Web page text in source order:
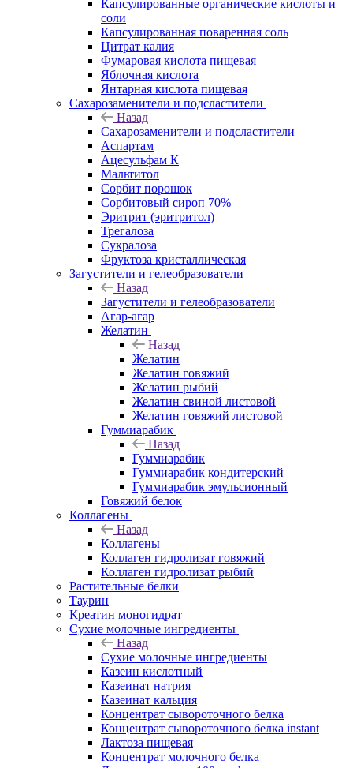
Капсулированные органические кислоты и
соли
Капсулированная поваренная соль
Цитрат калия
Фумаровая кислота пищевая
Яблочная кислота
Янтарная кислота пищевая
Сахарозаменители и подсластители
Назад
Сахарозаменители и подсластители
Аспартам
Ацесульфам К
Мальтитол
Сорбит порошок
Сорбитовый сироп 70%
Эритрит (эритритол)
Трегалоза
Сукралоза
Фруктоза кристаллическая
Загустители и гелеобразователи
Назад
Загустители и гелеобразователи
Агар-агар
Желатин
Назад
Желатин
Желатин говяжий
Желатин рыбий
Желатин свиной листовой
Желатин говяжий листовой
Гуммиарабик
Назад
Гуммиарабик
Гуммиарабик кондитерский
Гуммиарабик эмульсионный
Говяжий белок
Коллагены
Назад
Коллагены
Коллаген гидролизат говяжий
Коллаген гидролизат рыбий
Растительные белки
Таурин
Креатин моногидрат
Сухие молочные ингредиенты
Назад
Сухие молочные ингредиенты
Казеин кислотный
Казеинат натрия
Казеинат кальция
Концентрат сывороточного белка
Концентрат сывороточного белка instant
Лактоза пищевая
Концентрат молочного белка